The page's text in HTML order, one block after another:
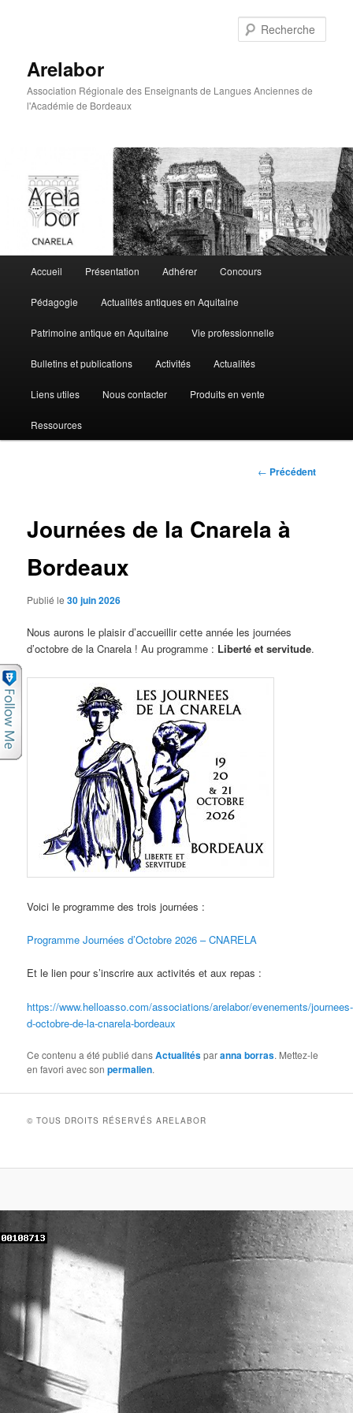
Arelabor
Association Régionale des Enseignants de Langues Anciennes de
l'Académie de Bordeaux
Aller au contenu principal
Aller au contenu secondaire
Accueil Présentation Adhérer Concours
Pédagogie Actualités antiques en Aquitaine
Patrimoine antique en Aquitaine Vie professionnelle
Bulletins et publications Activités Actualités
Liens utiles Nous contacter Produits en vente
Ressources
Navigation des
← Précédent
Journées de la Cnarela à
Bordeaux
Publié le30 juin 2026
Nous aurons le plaisir d’accueillir cette année les journées
d’octobre de la Cnarela ! Au programme : Liberté et servitude.
Voici le programme des trois journées :
Programme Journées d’Octobre 2026 – CNARELA
Et le lien pour s’inscrire aux activités et aux repas :
https://www.helloasso.com/associations/arelabor/evenements/journees-
d-octobre-de-la-cnarela-bordeaux
Ce contenu a été publié dansActualitésparanna borras. Mettez-le
en favori avec sonpermalien.
© TOUS DROITS RÉSERVÉS ARELABOR